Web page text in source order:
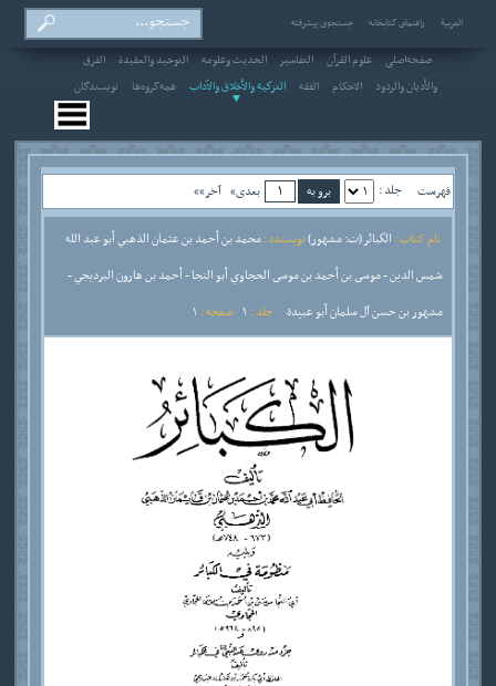
العربیة راهنمای کتابخانه جستجوی پیشرفته
صفحه‌اصلی علوم القرآن التفاسير الحديث وعلومه التوحيد والعقيدة
الفرق
والأديان والردود
الاحکام الفقه التزكية والأخلاق والآداب همه‌گروه‌ها نویسندگان
فهرست جلد : بعدی» آخر»»
نام کتاب : الكبائر (ت: مشهور)نویسنده :محمد بن أحمد بن عثمان الذهبي أبو عبد الله
شمس الدين - موسى بن أحمد بن موسى الحجاوي أبو النجا - أحمد بن هارون البرديجي -
مشهور بن حسن آل سلمان أبو عبيدة
جلد : صفحه :